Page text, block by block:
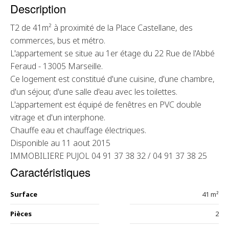
Description
T2 de 41m² à proximité de la Place Castellane, des
commerces, bus et métro.
L'appartement se situe au 1er étage du 22 Rue de l'Abbé
Feraud - 13005 Marseille.
Ce logement est constitué d'une cuisine, d'une chambre,
d'un séjour, d'une salle d'eau avec les toilettes.
L'appartement est équipé de fenêtres en PVC double
vitrage et d'un interphone.
Chauffe eau et chauffage électriques.
Disponible au 11 aout 2015
IMMOBILIERE PUJOL 04 91 37 38 32 / 04 91 37 38 25
Caractéristiques
Surface 41 m²
Pièces 2